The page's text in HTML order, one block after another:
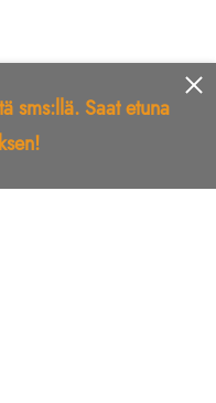
sms:llä. Saat etuna